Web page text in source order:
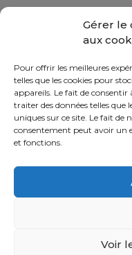
Gérer le
aux
Pour offrir les meilleures
telles que les cookies pour
appareils. Le fait de
traiter des données telles
uniques sur ce site. Le fait de
consentement peut avoir un
et fonctions.
Voir
immobilier
vers
la
tranquillité
d’esprit
défi